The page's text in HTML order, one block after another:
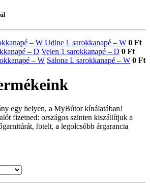
Udine L sarokkanapé – W 0 Ft
Velen 1 sarokkanapé – D 0 Ft
Salona L sarokkanapé – W 0 Ft
egy helyen, a MyBútor kínálatában!
fizetned: országos szinten kiszállítjuk a
fotelt, a legolcsóbb árgarancia